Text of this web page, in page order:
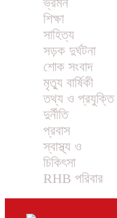
শিক্ষা
সাহিত্য
সড়ক দুর্ঘটনা
শোক সংবাদ
মৃত্যু বার্ষিকী
তথ্য ও প্রযুক্তি
দুর্নীতি
প্রবাস
স্বাস্থ্য ও
চিকিৎসা
RHB পরিবার